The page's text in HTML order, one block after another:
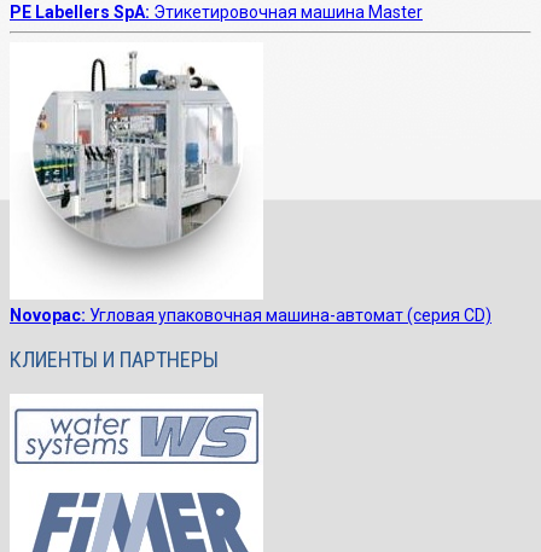
PE Labellers SpA: Этикетировочная машина Master
Novopac: Угловая упаковочная машина-автомат (серия CD)
КЛИЕНТЫ И ПАРТНЕРЫ